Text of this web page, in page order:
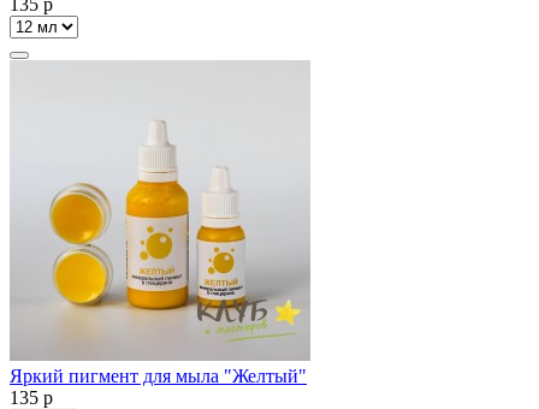
Яркий пигмент для мыла "Желтый"
135 p